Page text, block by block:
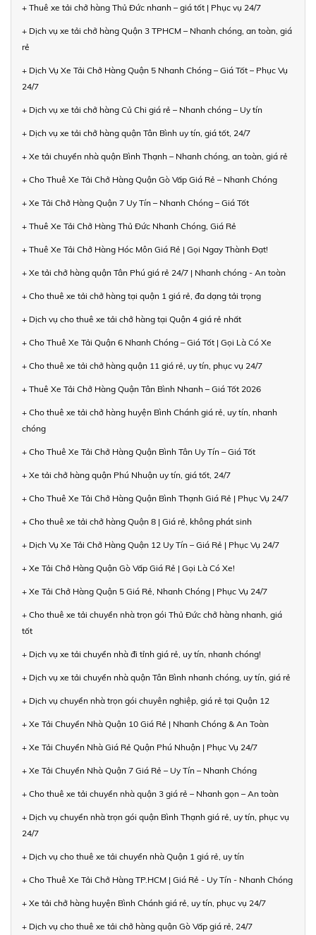
+ Thuê xe tải chở hàng Thủ Đức nhanh – giá tốt | Phục vụ 24/7
+ Dịch vụ xe tải chở hàng Quận 3 TPHCM – Nhanh chóng, an toàn, giá
rẻ
+ Dịch Vụ Xe Tải Chở Hàng Quận 5 Nhanh Chóng – Giá Tốt – Phục Vụ
24/7
+ Dịch vụ xe tải chở hàng Củ Chi giá rẻ – Nhanh chóng – Uy tín
+ Dịch vụ xe tải chở hàng quận Tân Bình uy tín, giá tốt, 24/7
+ Xe tải chuyển nhà quận Bình Thạnh – Nhanh chóng, an toàn, giá rẻ
+ Cho Thuê Xe Tải Chở Hàng Quận Gò Vấp Giá Rẻ – Nhanh Chóng
+ Xe Tải Chở Hàng Quận 7 Uy Tín – Nhanh Chóng – Giá Tốt
+ Thuê Xe Tải Chở Hàng Thủ Đức Nhanh Chóng, Giá Rẻ
+ Thuê Xe Tải Chở Hàng Hóc Môn Giá Rẻ | Gọi Ngay Thành Đạt!
+ Xe tải chở hàng quận Tân Phú giá rẻ 24/7 | Nhanh chóng - An toàn
+ Cho thuê xe tải chở hàng tại quận 1 giá rẻ, đa dạng tải trọng
+ Dịch vụ cho thuê xe tải chở hàng tại Quận 4 giá rẻ nhất
+ Cho Thuê Xe Tải Quận 6 Nhanh Chóng – Giá Tốt | Gọi Là Có Xe
+ Cho thuê xe tải chở hàng quận 11 giá rẻ, uy tín, phục vụ 24/7
+ Thuê Xe Tải Chở Hàng Quận Tân Bình Nhanh – Giá Tốt 2026
+ Cho thuê xe tải chở hàng huyện Bình Chánh giá rẻ, uy tín, nhanh
chóng
+ Cho Thuê Xe Tải Chở Hàng Quận Bình Tân Uy Tín – Giá Tốt
+ Xe tải chở hàng quận Phú Nhuận uy tín, giá tốt, 24/7
+ Cho Thuê Xe Tải Chở Hàng Quận Bình Thạnh Giá Rẻ | Phục Vụ 24/7
+ Cho thuê xe tải chở hàng Quận 8 | Giá rẻ, không phát sinh
+ Dịch Vụ Xe Tải Chở Hàng Quận 12 Uy Tín – Giá Rẻ | Phục Vụ 24/7
+ Xe Tải Chở Hàng Quận Gò Vấp Giá Rẻ | Gọi Là Có Xe!
+ Xe Tải Chở Hàng Quận 5 Giá Rẻ, Nhanh Chóng | Phục Vụ 24/7
+ Cho thuê xe tải chuyển nhà trọn gói Thủ Đức chở hàng nhanh, giá
tốt
+ Dịch vụ xe tải chuyển nhà đi tỉnh giá rẻ, uy tín, nhanh chóng!
+ Dịch vụ xe tải chuyển nhà quận Tân Bình nhanh chóng, uy tín, giá rẻ
+ Dịch vụ chuyển nhà trọn gói chuyên nghiệp, giá rẻ tại Quận 12
+ Xe Tải Chuyển Nhà Quận 10 Giá Rẻ | Nhanh Chóng & An Toàn
+ Xe Tải Chuyển Nhà Giá Rẻ Quận Phú Nhuận | Phục Vụ 24/7
+ Xe Tải Chuyển Nhà Quận 7 Giá Rẻ – Uy Tín – Nhanh Chóng
+ Cho thuê xe tải chuyển nhà quận 3 giá rẻ – Nhanh gọn – An toàn
+ Dịch vụ chuyển nhà trọn gói quận Bình Thạnh giá rẻ, uy tín, phục vụ
24/7
+ Dịch vụ cho thuê xe tải chuyển nhà Quận 1 giá rẻ, uy tín
+ Cho Thuê Xe Tải Chở Hàng TP.HCM | Giá Rẻ - Uy Tín - Nhanh Chóng
+ Xe tải chở hàng huyện Bình Chánh giá rẻ, uy tín, phục vụ 24/7
+ Dịch vụ cho thuê xe tải chở hàng quận Gò Vấp giá rẻ, 24/7